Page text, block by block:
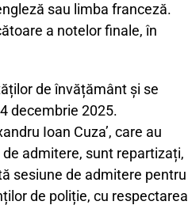
sau limba franceză.
a notelor finale, în
de învățământ și se
decembrie 2025.
Ioan Cuza’, care au
admitere, sunt repartizați,
sesiune de admitere pentru
de poliție, cu respectarea